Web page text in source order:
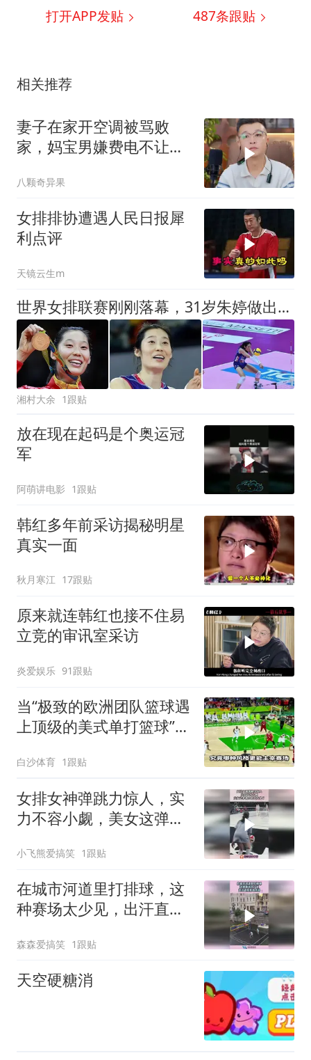
打开APP发贴 487条跟贴
相关推荐
妻子在家开空调被骂败
家，妈宝男嫌费电不让
八颗奇异果
女排排协遭遇人民日报犀
利点评
天镜云生m
世界女排联赛刚刚落幕，31岁朱婷做出重要抉择，郎平当初没说谎
湘村大余 1跟贴
放在现在起码是个奥运冠
军
阿萌讲电影 1跟贴
韩红多年前采访揭秘明星
真实一面
秋月寒江 17跟贴
原来就连韩红也接不住易
立竞的审讯室采访
炎爱娱乐 91跟贴
当“极致的欧洲团队篮球遇
上顶级的美式单打篮球”谁
白沙体育 1跟贴
女排女神弹跳力惊人，实
力不容小觑，美女这弹跳
小飞熊爱搞笑 1跟贴
在城市河道里打排球，这
种赛场太少见，出汗直接
森森爱搞笑 1跟贴
天空硬糖消